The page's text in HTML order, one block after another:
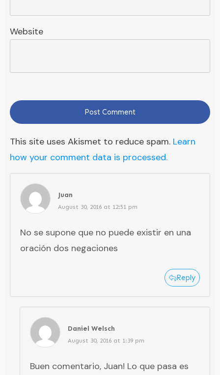
Website
Post Comment
This site uses Akismet to reduce spam. Learn
how your comment data is processed.
Juan
August 30, 2016 at 12:51 pm
No se supone que no puede existir en una
oración dos negaciones
Reply
Daniel Welsch
August 30, 2016 at 1:39 pm
Buen comentario, Juan! Lo que pasa es